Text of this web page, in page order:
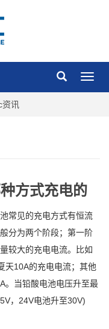
导
资讯
方式充电的
常见的充电方式有恒流
分为两个阶段；第一阶
较大的充电电流。比如
天10A的充电电流；其他
。当铅酸电池电压升至最
，24V电池升至30V)